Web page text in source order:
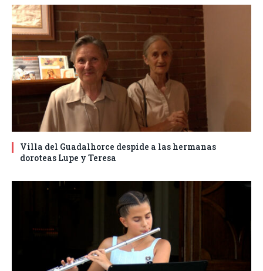
Villa del Guadalhorce despide a las hermanas
doroteas Lupe y Teresa